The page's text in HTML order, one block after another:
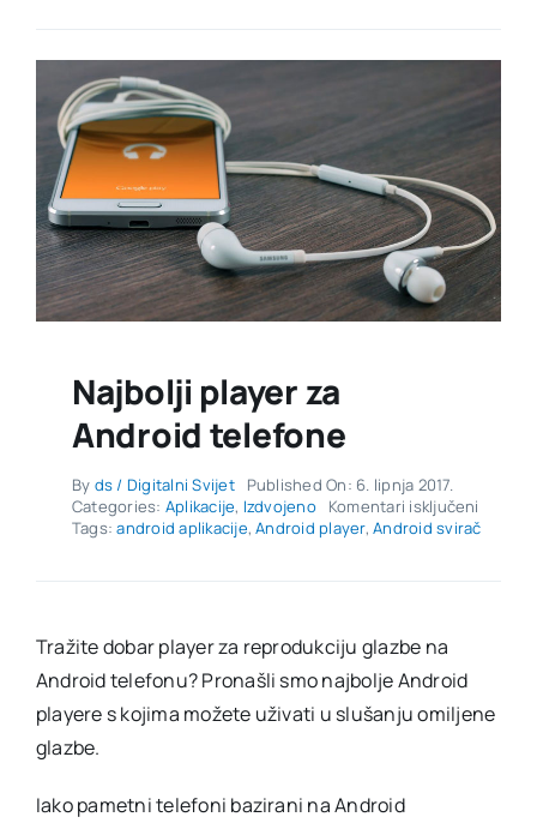
Najbolji player za
Android telefone
By ds / Digitalni Svijet
Published On: 6. lipnja 2017.
Categories: Aplikacije, Izdvojeno Komentari isključeni
Najbolji
Tags:android aplikacije,Android player,Android svirač
Tražite dobar player za reprodukciju glazbe na
Android telefonu? Pronašli smo najbolje Android
playere s kojima možete uživati u slušanju omiljene
glazbe.
Iako pametni telefoni bazirani na Android